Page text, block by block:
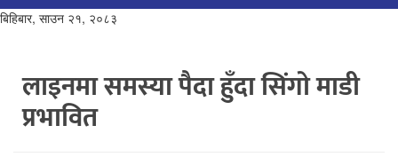
भिडियो
खबर
समाचार
बिहिबार, साउन २१, २०८३
लाइनमा समस्या पैदा हुँदा सिंगाे माडी
प्रभावित